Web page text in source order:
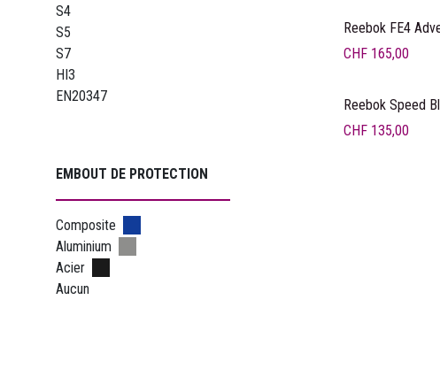
S4
S5
S7
HI3
EN20347
EMBOUT DE PROTECTION
Composite
Aluminium
Acier
Aucun
Nouveau
Reebok FE4
CHF 165,00
Reebok Speed
CHF 135,00